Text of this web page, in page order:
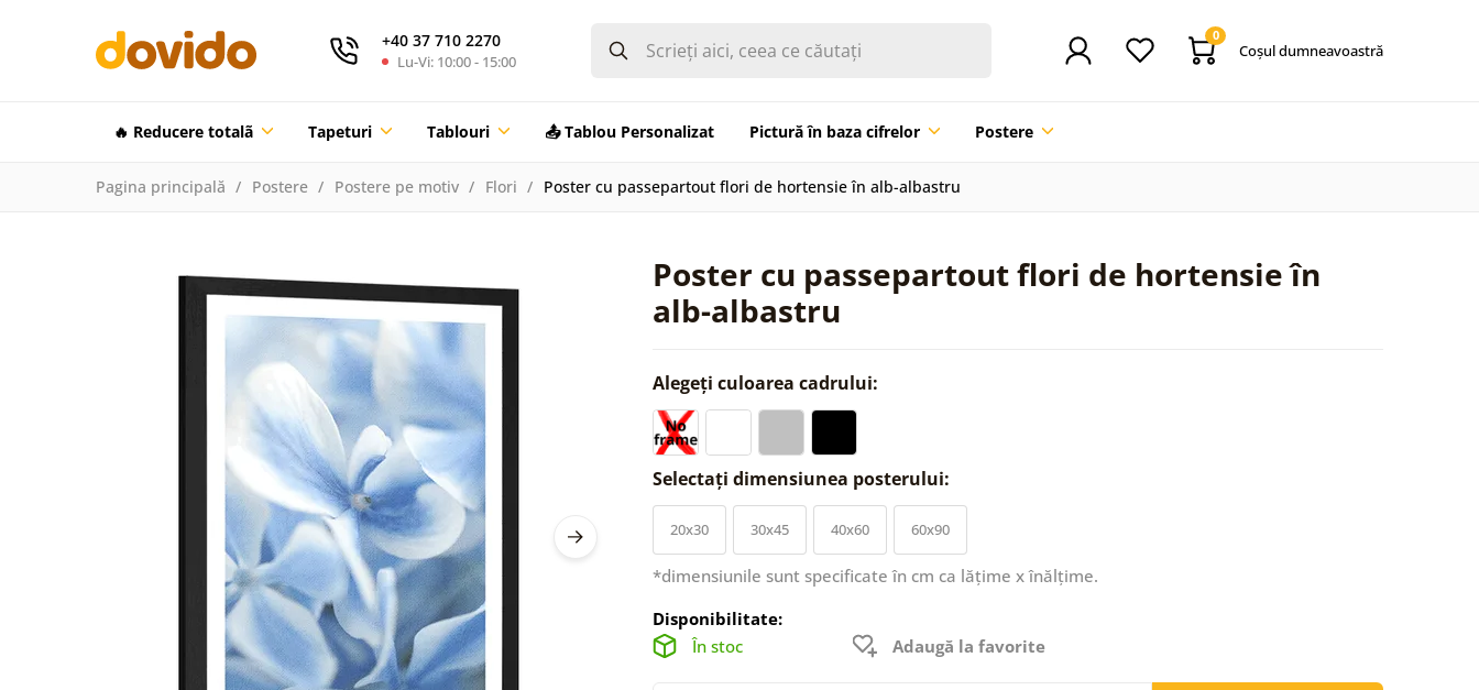
+40 37 710 2270
Lu-Vi: 10:00 - 15:00
0
Coşul dumneavoastră
🔥 Reducere totalã Tapeturi Tablouri 📤 Tablou Personalizat Pictură în baza cifrelor Postere
Pagina principală Postere Postere pe motiv Flori Poster cu passepartout flori de hortensie în alb-albastru
Poster cu passepartout flori de hortensie în
alb-albastru
Alegeți culoarea cadrului:
Selectați dimensiunea posterului:
20x30 30x45 40x60 60x90
*dimensiunile sunt specificate în cm ca lățime x înălțime.
Disponibilitate:
În stoc
Adaugă la favorite